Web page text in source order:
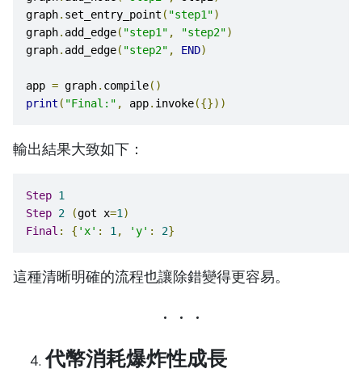
graph. set_entry_point ( "step1")
graph. add_edge( "step1" , "step2")
graph. add_edge( "step2" , END)
app = graph. compile()
print ( "Final:" , app. invoke({}))
輸出結果大致如下：
Step 1
Step 2 (got x=1 )
Final : { 'x' : 1 , 'y' : 2}
這種清晰明確的流程也讓除錯變得更容易。
代幣消耗爆炸性成長